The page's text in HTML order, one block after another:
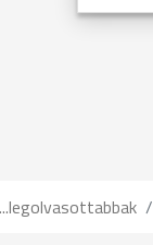
...legolvasottabbak